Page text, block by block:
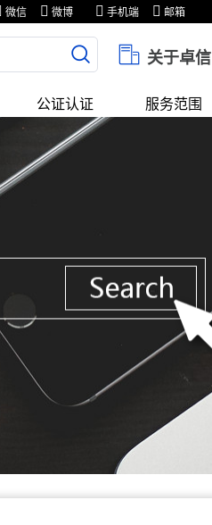
微信 微博 手机端 邮箱
关于卓信
公证认证 服务范围